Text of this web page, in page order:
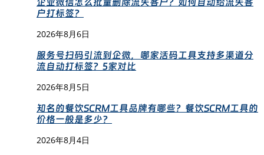
户打标签？
2026年8月6日
服务号扫码引流到企微，哪家活码工具支持多渠道分
流自动打标签？5家对比
2026年8月5日
知名的餐饮SCRM工具品牌有哪些？餐饮SCRM工具的
价格一般是多少？
2026年8月4日